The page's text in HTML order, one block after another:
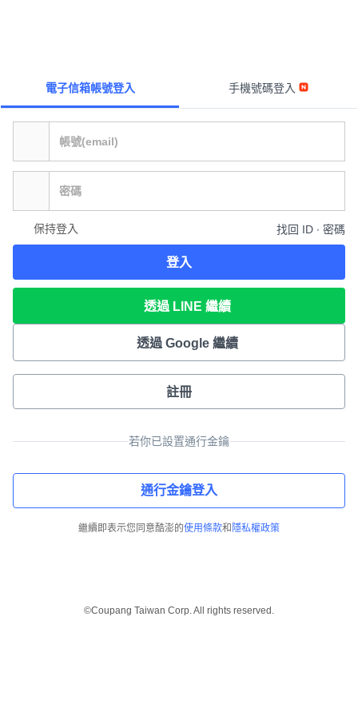
電子信箱帳號登入 手機號碼登入
保持登入 找回 ID ∙ 密碼
登入
透過 LINE 繼續
透過 Google 繼續
註冊
若你已設置通行金鑰
通行金鑰登入
繼續即表示您同意酷澎的使用條款和 隱私權政策
©Coupang Taiwan Corp. All rights reserved.